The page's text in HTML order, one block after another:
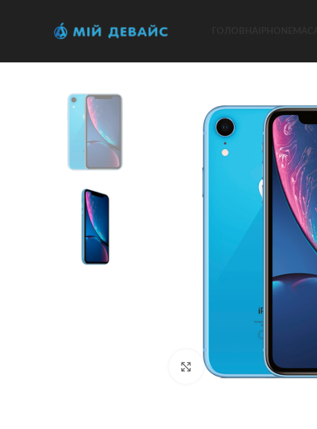
Клацніть, щоб збільшити